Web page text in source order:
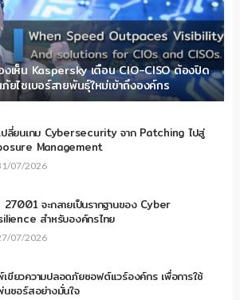
งเห็น Kaspersky เตือน CIO-CISO ต้องปิด
ไซเบอร์สายพันธุ์ใหม่เข้าถึงองค์กร
ปลี่ยนเกม Cybersecurity จาก Patching ไปสู่
Management
07/2026
27001 จะกลายเป็นรากฐานของ Cyber
สำหรับองค์กรไทย
07/2026
ขียวความปลอดภัยซอฟต์แวร์องค์กร เพื่อการใช้
นซอร์สอย่างมั่นใจ